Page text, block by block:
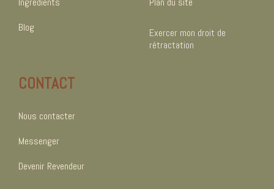
Blog
Exercer mon droit de
rétractation
CONTACT
Nous contacter
Messenger
Devenir Revendeur